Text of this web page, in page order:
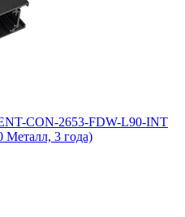
CON-2653-FDW-L90-INT
3 года)